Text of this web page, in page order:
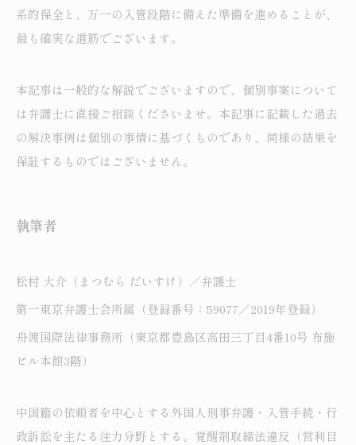
系的保全と、万一の入管段階に備えた準備を進めることが、
最も確実な道筋でございます。
本記事は一般的な解説でございますので、個別事案について
は弁護士に直接ご相談くださいませ。本記事に記載した過去
の解決事例は個別の事情に基づくものであり、同様の結果を
保証するものではございません。
執筆者
松村 大介（まつむら だいすけ）／弁護士
第一東京弁護士会所属（登録番号：59077／2019年登録）
舟渡国際法律事務所（東京都豊島区高田三丁目4番10号 布施
ビル本館3階）
中国籍の依頼者を中心とする外国人刑事弁護・入管手続・行
政訴訟を主たる注力分野とする。覚醒剤取締法違反（営利目